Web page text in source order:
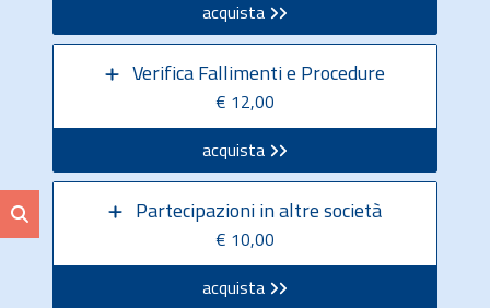
acquista
Verifica Fallimenti e Procedure
€ 12,00
acquista
Partecipazioni in altre società
€ 10,00
acquista